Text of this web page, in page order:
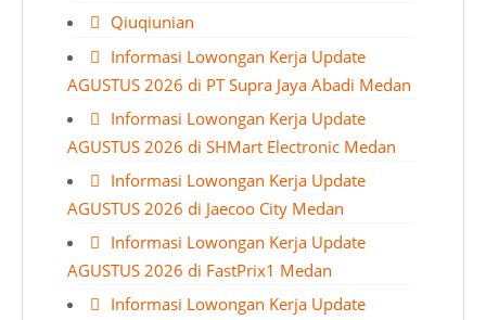
Qiuqiunian
Informasi Lowongan Kerja Update
AGUSTUS 2026 di PT Supra Jaya Abadi Medan
Informasi Lowongan Kerja Update
AGUSTUS 2026 di SHMart Electronic Medan
Informasi Lowongan Kerja Update
AGUSTUS 2026 di Jaecoo City Medan
Informasi Lowongan Kerja Update
AGUSTUS 2026 di FastPrix1 Medan
Informasi Lowongan Kerja Update